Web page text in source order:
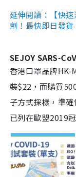
延伸閱讀：【快
劑！最快即日發
SEJOY SARS-
香港口罩品牌HK-
裝$22，而購買
子方式採樣，準
已列在歐盟2019